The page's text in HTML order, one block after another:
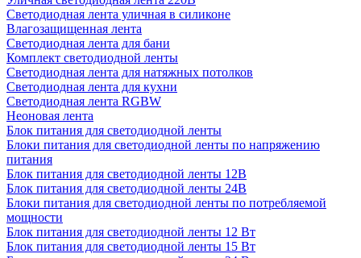
Светодиодная лента уличная в силиконе
Влагозащищенная лента
Светодиодная лента для бани
Комплект светодиодной ленты
Светодиодная лента для натяжных потолков
Светодиодная лента для кухни
Светодиодная лента RGBW
Неоновая лента
Блок питания для светодиодной ленты
Блоки питания для светодиодной ленты по напряжению
питания
Блок питания для светодиодной ленты 12В
Блок питания для светодиодной ленты 24В
Блоки питания для светодиодной ленты по потребляемой
мощности
Блок питания для светодиодной ленты 12 Вт
Блок питания для светодиодной ленты 15 Вт